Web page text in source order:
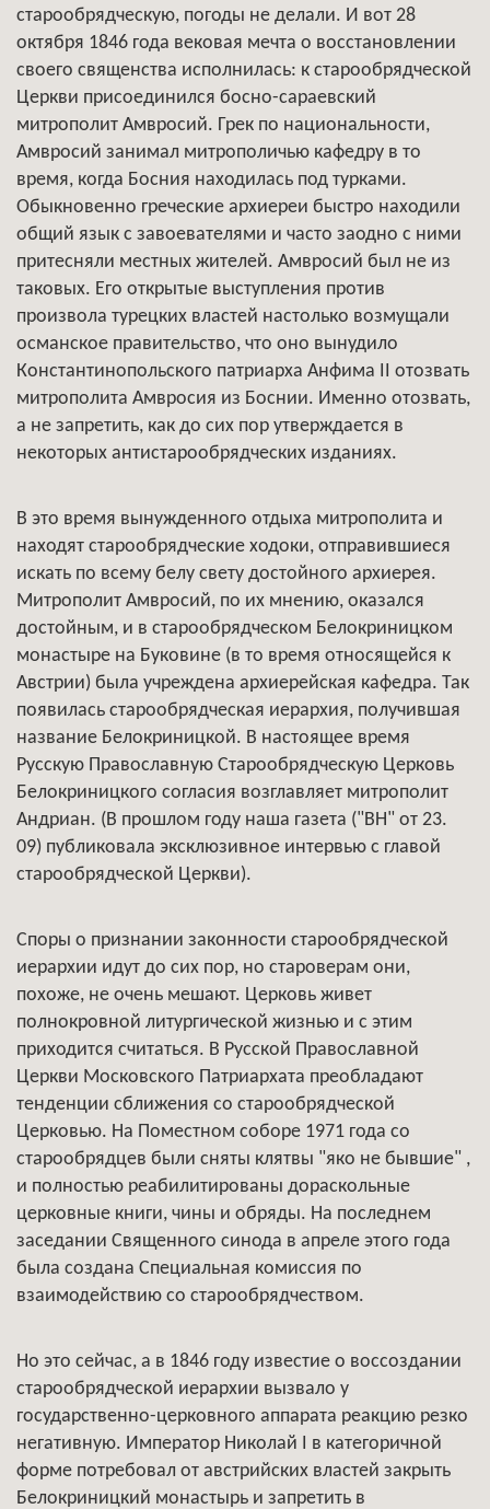
старообрядческую, погоды не делали. И вот 28
октября 1846 года вековая мечта о восстановлении
своего священства исполнилась: к старообрядческой
Церкви присоединился босно-сараевский
митрополит Амвросий. Грек по национальности,
Амвросий занимал митрополичью кафедру в то
время, когда Босния находилась под турками.
Обыкновенно греческие архиереи быстро находили
общий язык с завоевателями и часто заодно с ними
притесняли местных жителей. Амвросий был не из
таковых. Его открытые выступления против
произвола турецких властей настолько возмущали
османское правительство, что оно вынудило
Константинопольского патриарха Анфима II отозвать
митрополита Амвросия из Боснии. Именно отозвать,
а не запретить, как до сих пор утверждается в
некоторых антистарообрядческих изданиях.
В это время вынужденного отдыха митрополита и
находят старообрядческие ходоки, отправившиеся
искать по всему белу свету достойного архиерея.
Митрополит Амвросий, по их мнению, оказался
достойным, и в старообрядческом Белокриницком
монастыре на Буковине (в то время относящейся к
Австрии) была учреждена архиерейская кафедра. Так
появилась старообрядческая иерархия, получившая
название Белокриницкой. В настоящее время
Русскую Православную Старообрядческую Церковь
Белокриницкого согласия возглавляет митрополит
Андриан. (В прошлом году наша газета ("ВН" от 23.
09) публиковала эксклюзивное интервью с главой
старообрядческой Церкви).
Споры о признании законности старообрядческой
иерархии идут до сих пор, но староверам они,
похоже, не очень мешают. Церковь живет
полнокровной литургической жизнью и с этим
приходится считаться. В Русской Православной
Церкви Московского Патриархата преобладают
тенденции сближения со старообрядческой
Церковью. На Поместном соборе 1971 года со
старообрядцев были сняты клятвы "яко не бывшие" ,
и полностью реабилитированы дораскольные
церковные книги, чины и обряды. На последнем
заседании Священного синода в апреле этого года
была создана Специальная комиссия по
взаимодействию со старообрядчеством.
Но это сейчас, а в 1846 году известие о воссоздании
старообрядческой иерархии вызвало у
государственно-церковного аппарата реакцию резко
негативную. Император Николай I в категоричной
форме потребовал от австрийских властей закрыть
Белокриницкий монастырь и запретить в